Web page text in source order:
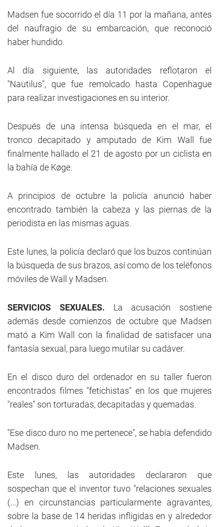
Madsen fue socorrido el día 11 por la mañana, antes
del naufragio de su embarcación, que reconoció
haber hundido.
Al día siguiente, las autoridades reflotaron el
"Nautilus", que fue remolcado hasta Copenhague
para realizar investigaciones en su interior.
Después de una intensa búsqueda en el mar, el
tronco decapitado y amputado de Kim Wall fue
finalmente hallado el 21 de agosto por un ciclista en
la bahía de Køge.
A principios de octubre la policía anunció haber
encontrado también la cabeza y las piernas de la
periodista en las mismas aguas.
Este lunes, la policía declaró que los buzos continúan
la búsqueda de sus brazos, así como de los teléfonos
móviles de Wall y Madsen.
SERVICIOS SEXUALES. La acusación sostiene
además desde comienzos de octubre que Madsen
mató a Kim Wall con la finalidad de satisfacer una
fantasía sexual, para luego mutilar su cadáver.
En el disco duro del ordenador en su taller fueron
encontrados filmes "fetichistas" en los que mujeres
"reales" son torturadas, decapitadas y quemadas.
"Ese disco duro no me pertenece", se había defendido
Madsen.
Este lunes, las autoridades declararon que
sospechan que el inventor tuvo "relaciones sexuales
(...) en circunstancias particularmente agravantes,
sobre la base de 14 heridas infligidas en y alrededor